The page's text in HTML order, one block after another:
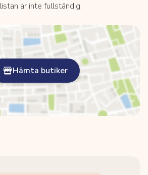
är inte fullständig.
Hämta butiker